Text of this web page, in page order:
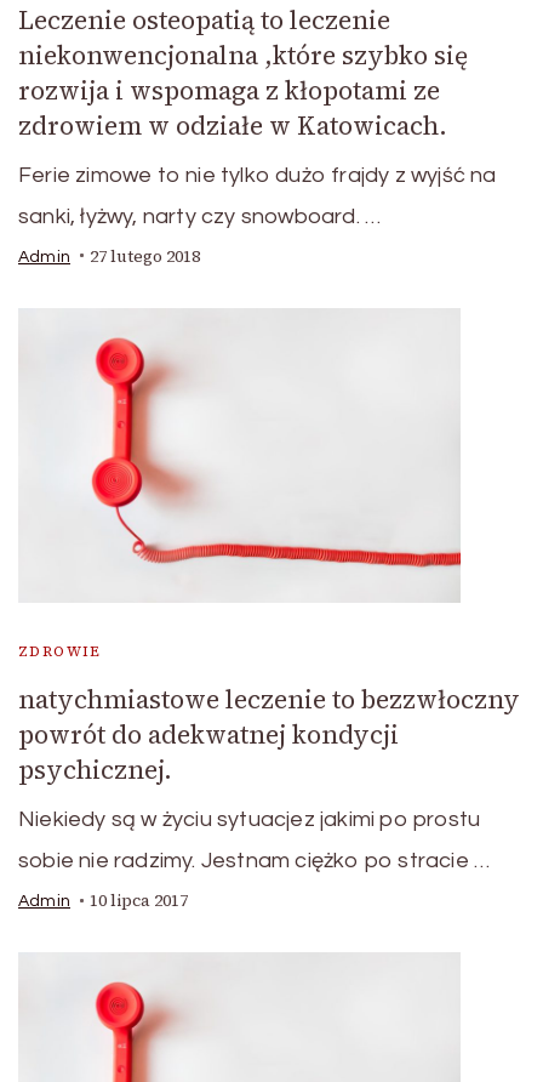
Leczenie osteopatią to leczenie
niekonwencjonalna ,które szybko się
rozwija i wspomaga z kłopotami ze
zdrowiem w odziałe w Katowicach.
Ferie zimowe to nie tylko dużo frajdy z wyjść na
sanki, łyżwy, narty czy snowboard. …
Admin 27 lutego 2018
ZDROWIE
natychmiastowe leczenie to bezzwłoczny
powrót do adekwatnej kondycji
psychicznej.
Niekiedy są w życiu sytuacjez jakimi po prostu
sobie nie radzimy. Jestnam ciężko po stracie …
Admin 10 lipca 2017